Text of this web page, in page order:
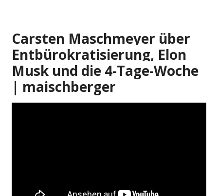
Carsten Maschmeyer über
Entbürokratisierung, Elon
Musk und die 4-Tage-Woche
| maischberger